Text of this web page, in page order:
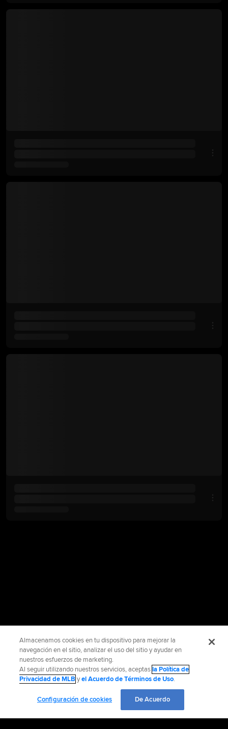
Almacenamos cookies en tu dispositivo para mejorar la
navegación en el sitio, analizar el uso del sitio y ayudar en
nuestros esfuerzos de marketing.
Al seguir utilizando nuestros servicios, aceptasla Política de
Privacidad de MLB yel Acuerdo de Términos de Uso.
Configuración de cookies De Acuerdo